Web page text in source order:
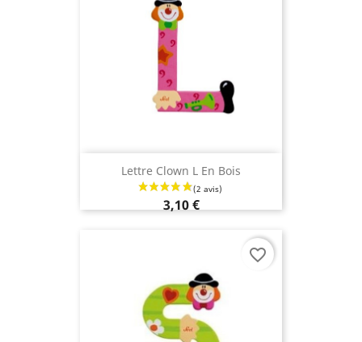
Lettre Clown L En Bois
3,10 €
favorite_border